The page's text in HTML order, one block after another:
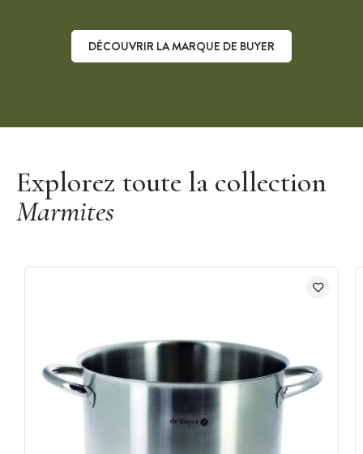
DÉCOUVRIR LA MARQUE DE BUYER
Explorez toute la collection
Marmites